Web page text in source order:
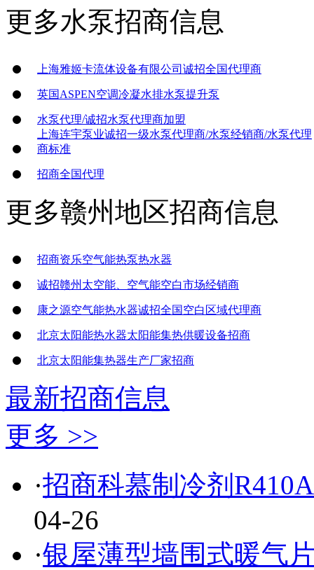
更多水泵招商信息
上海雅姬卡流体设备有限公司诚招全国代理商
英国ASPEN空调冷凝水排水泵提升泵
水泵代理/诚招水泵代理商加盟
上海连宇泵业诚招一级水泵代理商/水泵经销商/水泵代理
商标准
招商全国代理
更多赣州地区招商信息
招商资乐空气能热泵热水器
诚招赣州太空能、空气能空白市场经销商
康之源空气能热水器诚招全国空白区域代理商
北京太阳能热水器太阳能集热供暖设备招商
北京太阳能集热器生产厂家招商
最新招商信息
更多 >>
·招商科慕制冷剂
04-26
·银屋薄型墙围式暖气